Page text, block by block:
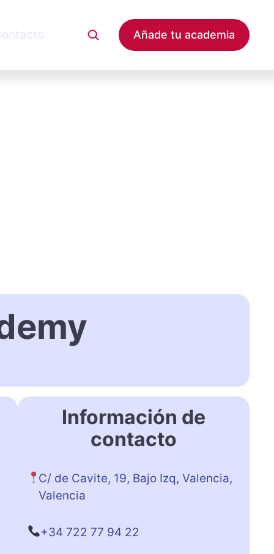
Añade tu academia
Información de
contacto
C/ de Cavite, 19, Bajo Izq, Valencia,
Valencia
+34 722 77 94 22